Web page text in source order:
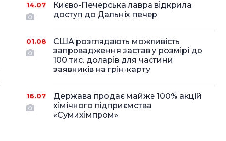
14.07
Києво-Печерська лавра відкрила
доступ до Дальніх печер
01.08
США розглядають можливість
запровадження застав у розмірі до
100 тис. доларів для частини
заявників на грін-карту
16.07
Держава продає майже 100% акцій
хімічного підприємства
«Сумихімпром»